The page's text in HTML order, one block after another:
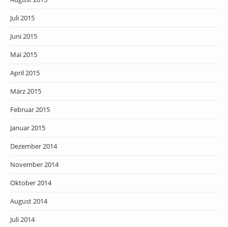
Juli 2015
Juni 2015
Mai 2015
April 2015
März 2015
Februar 2015
Januar 2015
Dezember 2014
November 2014
Oktober 2014
August 2014
Juli 2014